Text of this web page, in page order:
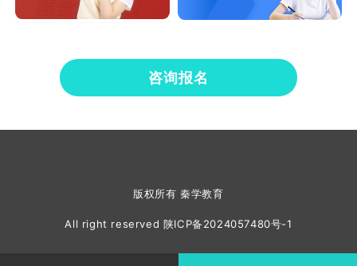
咨询报名
版权所有 秦学教育
All right reserved 陕ICP备2024057480号-1